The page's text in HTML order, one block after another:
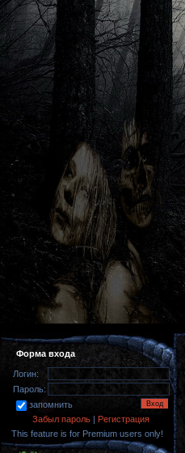
Форма входа
Логин:
Пароль:
запомнить
Забыл пароль | Регистрация
This feature is for Premium users only!